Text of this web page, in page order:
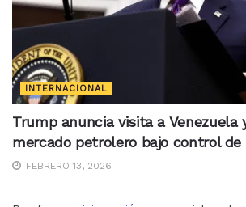
INTERNACIONAL
Trump anuncia visita a Venezuela
mercado petrolero bajo control de
FEBRERO 13, 2026